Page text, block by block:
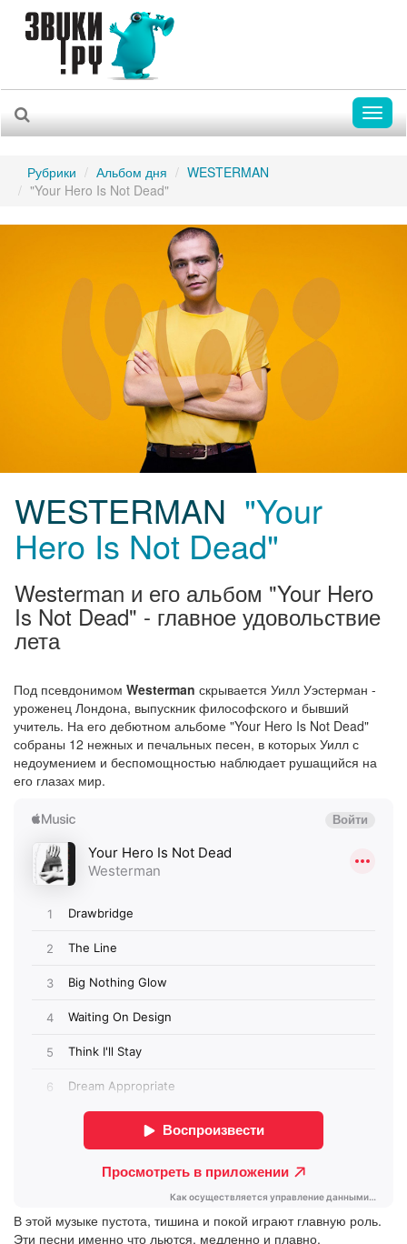
Рубрики Альбом дня
WESTERMAN
"Your Hero Is Not Dead"
WESTERMAN "Your
Hero Is Not Dead"
Westerman и его альбом "Your Hero
Is Not Dead" - главное удовольствие
лета
Под псевдонимом Westerman скрывается Уилл Уэстерман -
уроженец Лондона, выпускник философского и бывший
учитель. На его дебютном альбоме "Your Hero Is Not Dead"
собраны 12 нежных и печальных песен, в которых Уилл с
недоумением и беспомощностью наблюдает рушащийся на
его глазах мир.
В этой музыке пустота, тишина и покой играют главную роль.
Эти песни именно что льются, медленно и плавно.